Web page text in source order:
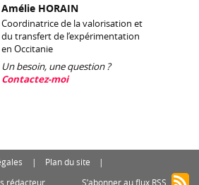
Amélie HORAIN
Coordinatrice de la valorisation et
du transfert de l’expérimentation
en Occitanie
Un besoin, une question ?
Contactez-moi
Plan du site
rédacteur S’abonner au flux RSS